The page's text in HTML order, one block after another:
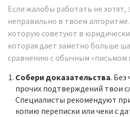
Если жалобы работать не хотят,
неправильно в твоем
которую советуют в
которая дает заметно больше
сравнению с обычным «письмом
Собери доказательства. Без
прочих подтверждений твои
Специалисты рекомендуют
копию переписки или чеки с